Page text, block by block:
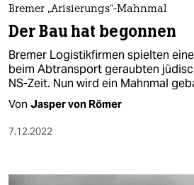
Bremer „Arisierungs“-Mahnmal
Der Bau hat begonnen
Bremer Logistikfirmen spielten
beim Abtransport geraubten
NS-Zeit. Nun wird ein Mahnmal
Von Jasper von Römer
7.12.2022